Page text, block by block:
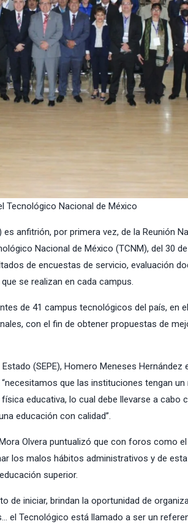
Tecnológico Nacional de México
anfitrión, por primera vez, de la Reunión
Nacional de México (TCNM), del 30
de encuestas de servicio, evaluación
se realizan en cada campus.
de 41 campus tecnológicos del país, en
con el fin de obtener propuestas de
(SEPE), Homero Meneses
que las instituciones tengan
educativa, lo cual debe llevarse a cabo
educación con calidad”.
Olvera puntualizó que con foros como
los malos hábitos administrativos y de
superior.
de iniciar, brindan la oportunidad de
el Tecnológico está llamado a ser un